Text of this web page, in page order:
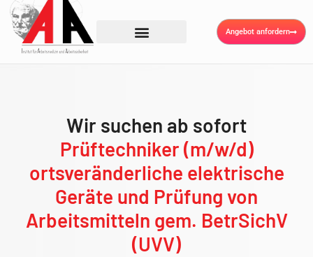
Angebot anfordern
Wir suchen ab sofort
Prüftechniker (m/w/d)
ortsveränderliche elektrische
Geräte und Prüfung von
Arbeitsmitteln gem. BetrSichV
(UVV)